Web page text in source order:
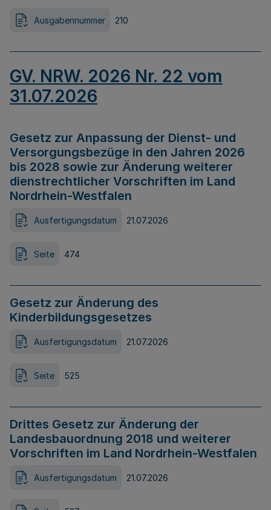
Ausgabennummer 210
GV. NRW. 2026 Nr. 22 vom
31.07.2026
Gesetz zur Anpassung der Dienst- und
Versorgungsbezüge in den Jahren 2026
bis 2028 sowie zur Änderung weiterer
dienstrechtlicher Vorschriften im Land
Nordrhein-Westfalen
Ausfertigungsdatum 21.07.2026
Seite 474
Gesetz zur Änderung des
Kinderbildungsgesetzes
Ausfertigungsdatum 21.07.2026
Seite 525
Drittes Gesetz zur Änderung der
Landesbauordnung 2018 und weiterer
Vorschriften im Land Nordrhein-Westfalen
Ausfertigungsdatum 21.07.2026